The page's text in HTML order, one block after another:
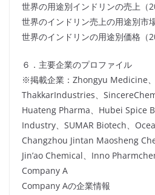
世界の用途別インドリンの売上（
世界のインドリン売上の用途別市
世界のインドリンの用途別価格（
６．主要企業のプロファイル
※掲載企業：Zhongyu Medicine
ThakkarIndustries、
Huateng Pharma、Hubei Spice
Industry、SUMAR Biotech、
Changzhou Jintan Maosheng
Jin’ao Chemical、Inno
Company A
Company Aの企業情報